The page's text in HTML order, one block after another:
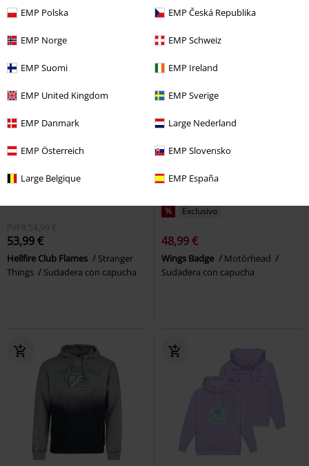
EMP Polska EMP Česká Republika
EMP Norge EMP Schweiz
EMP Suomi EMP Ireland
EMP United Kingdom EMP Sverige
EMP Danmark Large Nederland
EMP Österreich EMP Slovensko
Large Belgique EMP España
EMP
Capucha con cremallera
Sudadera con capucha
PVPR 54,99 €
53,99 €
Hellfire Club Flames
Stranger
Things
Sudadera con capucha
% Exclusivo
48,99 €
Wings Badge
Motörhead
Sudadera con capucha